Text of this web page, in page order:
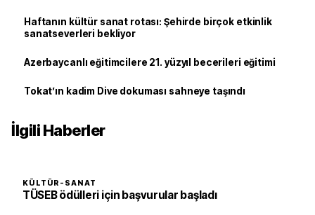
Haftanın kültür sanat rotası: Şehirde birçok etkinlik
sanatseverleri bekliyor
Azerbaycanlı eğitimcilere 21. yüzyıl becerileri eğitimi
Tokat’ın kadim Dive dokuması sahneye taşındı
İlgili Haberler
KÜLTÜR-SANAT
TÜSEB ödülleri için başvurular başladı